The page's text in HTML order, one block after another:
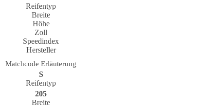
Reifentyp
Breite
Höhe
Zoll
Speedindex
Hersteller
Matchcode Erläuterung
S
Reifentyp
205
Breite